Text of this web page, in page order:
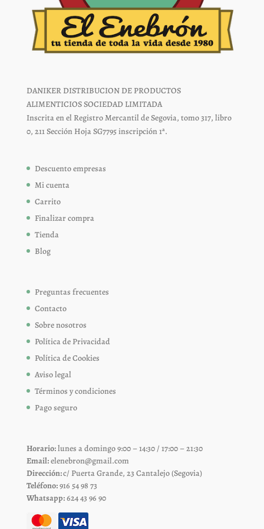
DANIKER DISTRIBUCION DE PRODUCTOS
ALIMENTICIOS SOCIEDAD LIMITADA
Inscrita en el Registro Mercantil de Segovia, tomo 317, libro
0, 211 Sección Hoja SG7795 inscripción 1ª.
Descuento empresas
Mi cuenta
Carrito
Finalizar compra
Tienda
Blog
Preguntas frecuentes
Contacto
Sobre nosotros
Política de Privacidad
Política de Cookies
Aviso legal
Términos y condiciones
Pago seguro
Horario:lunes a domingo 9:00 – 14:30 / 17:00 – 21:30
Email:elenebron@gmail.com
Dirección:c/ Puerta Grande, 23 Cantalejo (Segovia)
Teléfono:916 54 98 73
Whatsapp:624 43 96 90